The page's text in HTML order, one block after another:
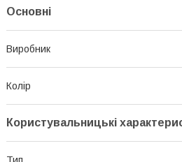
Основні
Виробник
Колір
Користувальницькі
Тип